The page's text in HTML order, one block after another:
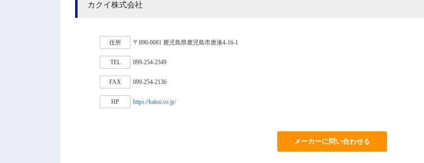
カクイ株式会社
住所 〒890-0081 鹿児島県鹿児島市唐湊4-16-1
TEL 099-254-2349
FAX 099-254-2136
HP https://kakui.co.jp/
メーカーに問い合わせる